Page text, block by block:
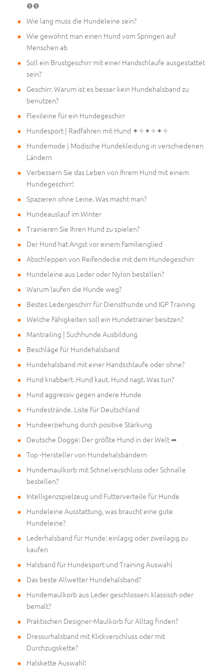
❺❺
Wie lang muss die Hundeleine sein?
Wie gewöhnt man einen Hund vom Springen auf
Menschen ab
Soll ein Brustgeschirr mit einer Handschlaufe ausgestattet
sein?
Geschirr. Warum ist es besser kein Hundehalsband zu
benutzen?
Flexileine für ein Hundegeschirr
Hundesport | Radfahren mit Hund ✦✧✦✧✦✧
Hundemode | Modische Hundekleidung in verschiedenen
Ländern
Verbessern Sie das Leben von Ihrem Hund mit einem
Hundegeschirr!
Spazieren ohne Leine. Was macht man?
Hundeauslauf im Winter
Trainieren Sie Ihren Hund zu spielen?
Der Hund hat Angst vor einem Familienglied
Abschleppen von Reifendecke mit dem Hundegeschirr
Hundeleine aus Leder oder Nylon bestellen?
Warum laufen die Hunde weg?
Bestes Ledergeschirr für Diensthunde und IGP Training
Welche Fähigkeiten soll ein Hundetrainer besitzen?
Mantrailing | Suchhunde Ausbildung
Beschläge für Hundehalsband
Hundehalsband mit einer Handschlaufe oder ohne?
Hund knabbert. Hund kaut. Hund nagt. Was tun?
Hund aggressiv gegen andere Hunde
Hundestrände. Liste für Deutschland
Hundeerziehung durch positive Stärkung
Deutsche Dogge: Der größte Hund in der Welt ➦
Top -Hersteller von Hundehalsbändern
Hundemaulkorb mit Schnelverschluss oder Schnalle
bestellen?
Intelligenzspielzeug und Futterverteile für Hunde
Hundeleine Ausstattung, was braucht eine gute
Hundeleine?
Lederhalsband für Hunde: einlagig oder zweilagig zu
kaufen
Halsband für Hundesport und Training Auswahl
Das beste Allwetter Hundehalsband?
Hundemaulkorb aus Leder geschlossen: klassisch oder
bemalt?
Praktischen Designer-Maulkorb für Alltag finden?
Dressurhalsband mit Klickverschluss oder mit
Durchzugskette?
Halskette Auswahl!